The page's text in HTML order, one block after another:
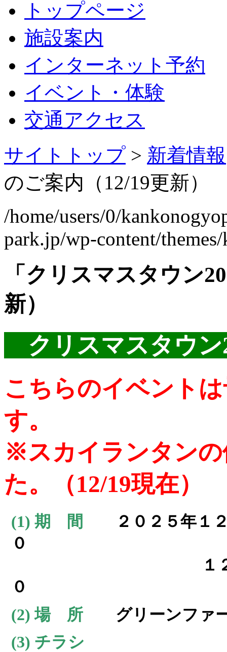
トップページ
施設案内
インターネット予約
イベント・体験
交通アクセス
サイトトップ > 新着情報
のご案内（12/19更新）
/home/users/0/
park.jp/wp-content/
「クリスマスタウン
新）
クリスマスタウ
こちらのイベント
す。
※スカイランタン
た。（12/19現在）
(1) 期 間
２０２５年１
０
１２月２１日(日
０
(2) 場 所
グリーンファ
(3) チラシ